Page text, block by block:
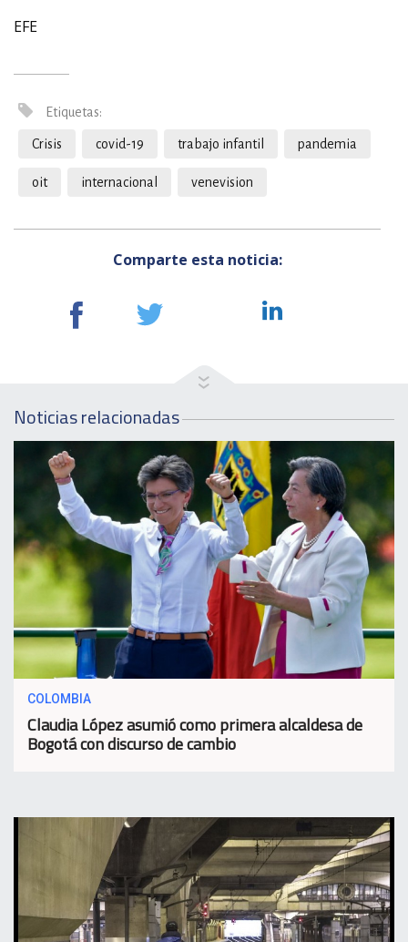
EFE
Etiquetas:
Crisis covid-19 trabajo infantil pandemia
oit internacional venevision
Comparte esta noticia:
Noticias relacionadas
COLOMBIA
Claudia López asumió como primera alcaldesa de
Bogotá con discurso de cambio